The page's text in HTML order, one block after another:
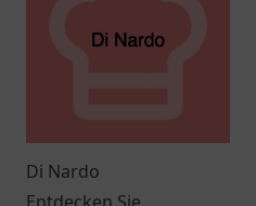
Di Nardo